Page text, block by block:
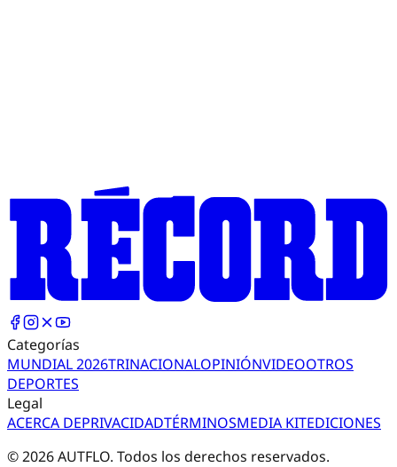
Categorías
MUNDIAL 2026TRINACIONALOPINIÓNVIDEOOTROS
DEPORTES
Legal
ACERCA DEPRIVACIDADTÉRMINOSMEDIA KITEDICIONES
©2026AUTFLO. Todos los derechos reservados.